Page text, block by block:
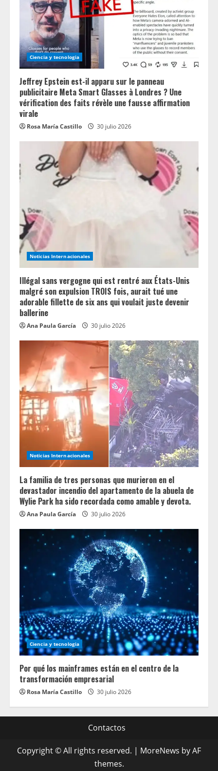
Ciencia y tecnologia
Jeffrey Epstein est-il apparu sur le panneau
publicitaire Meta Smart Glasses à Londres ? Une
vérification des faits révèle une fausse affirmation
virale
Rosa María Castillo 30 julio 2026
Noticias Internacionales
Illégal sans vergogne qui est rentré aux États-Unis
malgré son expulsion TROIS fois, aurait tué une
adorable fillette de six ans qui voulait juste devenir
ballerine
Ana Paula García 30 julio 2026
Noticias Internacionales
La familia de tres personas que murieron en el
devastador incendio del apartamento de la abuela de
Wylie Park ha sido recordada como amable y devota.
Ana Paula García 30 julio 2026
Ciencia y tecnologia
Por qué los mainframes están en el centro de la
transformación empresarial
Rosa María Castillo 30 julio 2026
Contactos
Copyright © All rights reserved. | MoreNews by AF
themes.